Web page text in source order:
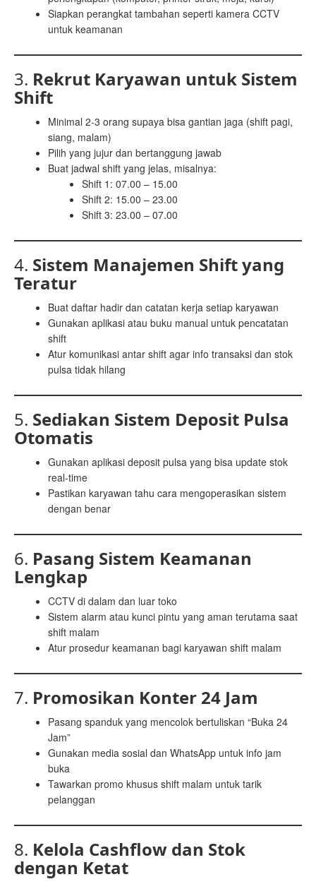
Siapkan perangkat tambahan seperti kamera CCTV
untuk keamanan
3. Rekrut Karyawan untuk Sistem
Shift
Minimal 2-3 orang supaya bisa gantian jaga (shift pagi,
siang, malam)
Pilih yang jujur dan bertanggung jawab
Buat jadwal shift yang jelas, misalnya:
Shift 1: 07.00 – 15.00
Shift 2: 15.00 – 23.00
Shift 3: 23.00 – 07.00
4. Sistem Manajemen Shift yang
Teratur
Buat daftar hadir dan catatan kerja setiap karyawan
Gunakan aplikasi atau buku manual untuk pencatatan
shift
Atur komunikasi antar shift agar info transaksi dan stok
pulsa tidak hilang
5. Sediakan Sistem Deposit Pulsa
Otomatis
Gunakan aplikasi deposit pulsa yang bisa update stok
real-time
Pastikan karyawan tahu cara mengoperasikan sistem
dengan benar
6. Pasang Sistem Keamanan
Lengkap
CCTV di dalam dan luar toko
Sistem alarm atau kunci pintu yang aman terutama saat
shift malam
Atur prosedur keamanan bagi karyawan shift malam
7. Promosikan Konter 24 Jam
Pasang spanduk yang mencolok bertuliskan “Buka 24
Jam”
Gunakan media sosial dan WhatsApp untuk info jam
buka
Tawarkan promo khusus shift malam untuk tarik
pelanggan
8. Kelola Cashflow dan Stok
dengan Ketat